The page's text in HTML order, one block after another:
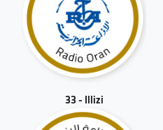
33 - Illizi